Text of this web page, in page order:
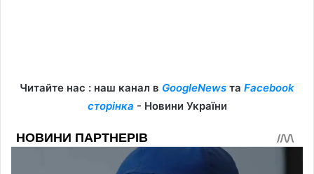
Читайте нас : наш канал в GoogleNews та Facebook
сторінка - Новини України